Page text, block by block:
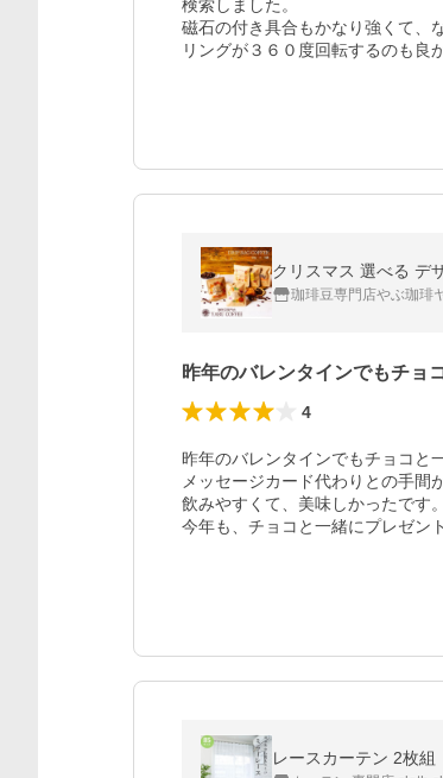
検索しました。
磁石の付き具合もかなり強くて、
リングが３６０度回転するのも良
珈琲豆専門店やぶ珈琲
昨年のバレンタインでもチョ
4
昨年のバレンタインでもチョコと
メッセージカード代わりとの手間
飲みやすくて、美味しかったです。
今年も、チョコと一緒にプレゼン
レースカーテン 2枚